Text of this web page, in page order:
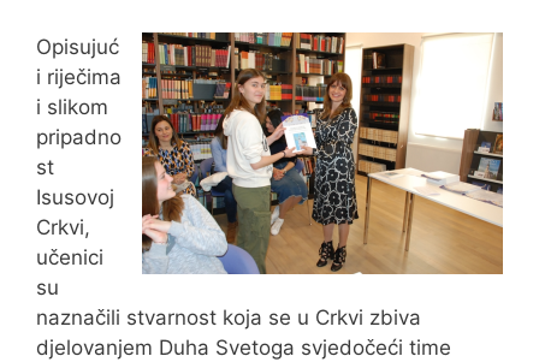
Opisujuć
i riječima
i slikom
pripadno
st
Isusovoj
Crkvi,
učenici
su
naznačili stvarnost koja se u Crkvi zbiva
djelovanjem Duha Svetoga svjedočeći time